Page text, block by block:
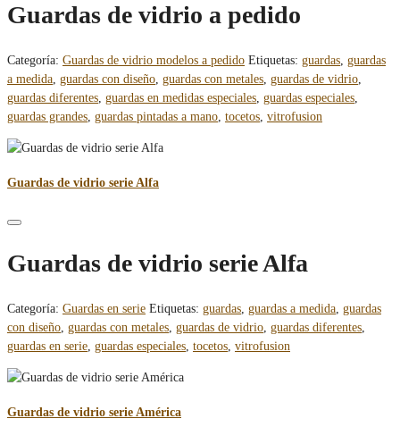
Guardas de vidrio a pedido
Categoría: Guardas de vidrio modelos a pedido Etiquetas: guardas guardas
a medida guardas con diseño guardas con metales guardas de vidrio
guardas diferentes guardas en medidas especiales guardas especiales
guardas grandes guardas pintadas a mano tocetos vitrofusion
Guardas de vidrio serie Alfa
Guardas de vidrio serie Alfa
Categoría: Guardas en serie Etiquetas: guardas guardas a medida guardas
con diseño guardas con metales guardas de vidrio guardas diferentes
guardas en serie guardas especiales tocetos vitrofusion
Guardas de vidrio serie América